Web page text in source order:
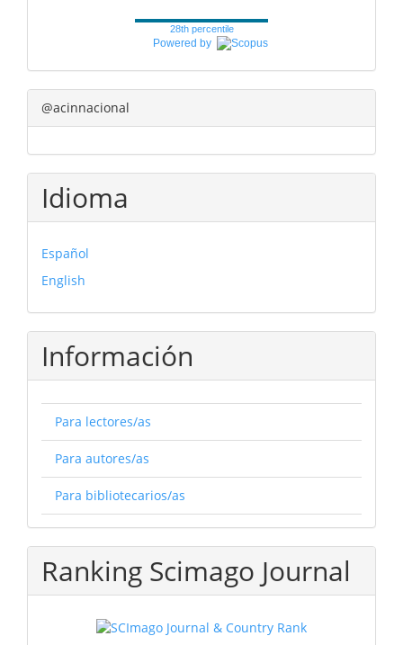
28th percentile
Powered by
@acinnacional
Idioma
Español
English
Información
Para lectores/as
Para autores/as
Para bibliotecarios/as
Ranking Scimago Journal